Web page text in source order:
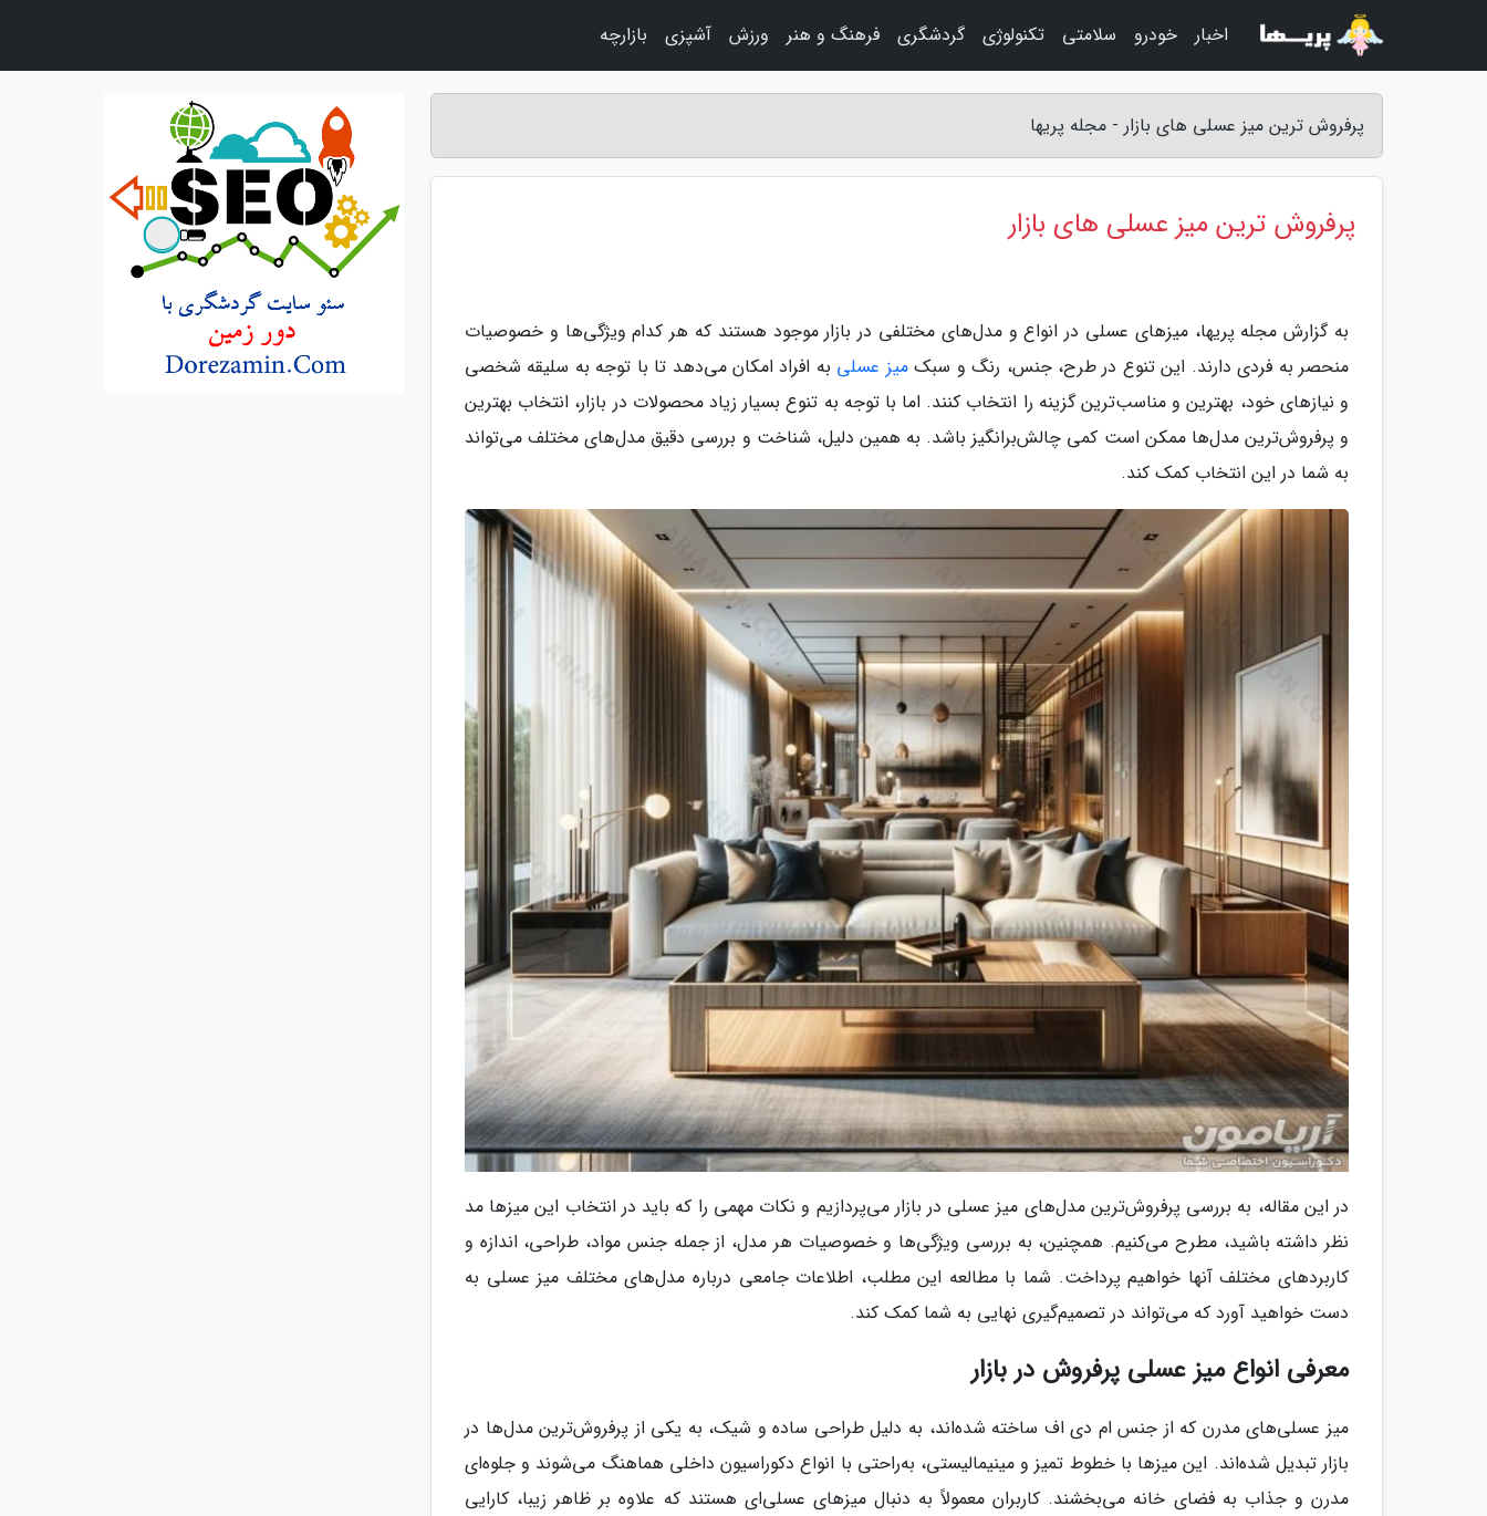
پرفروش ترین میز عسلی های بازار - مجله پریها
پرفروش ترین میز عسلی های بازار
به گزارش مجله پریها،میزهای عسلی در انواع و مدل‌های مختلفی در بازار موجود هستند که هر کدام ویژگی‌ها و خصوصیات
منحصر به فردی دارند. این تنوع در طرح، جنس، رنگ و سبکمیز عسلی به افراد امکان می‌دهد تا با توجه به سلیقه شخصی
و نیازهای خود، بهترین و مناسب‌ترین گزینه را انتخاب کنند. اما با توجه به تنوع بسیار زیاد محصولات در بازار، انتخاب بهترین
و پرفروش‌ترین مدل‌ها ممکن است کمی چالش‌برانگیز باشد. به همین دلیل، شناخت و بررسی دقیق مدل‌های مختلف می‌تواند
به شما در این انتخاب کمک کند.
در این مقاله، به بررسی پرفروش‌ترین مدل‌های میز عسلی در بازار می‌پردازیم و نکات مهمی را که باید در انتخاب این میزها مد
نظر داشته باشید، مطرح می‌کنیم. همچنین، به بررسی ویژگی‌ها و خصوصیات هر مدل، از جمله جنس مواد، طراحی، اندازه و
کاربردهای مختلف آنها خواهیم پرداخت. شما با مطالعه این مطلب، اطلاعات جامعی درباره مدل‌های مختلف میز عسلی به
دست خواهید آورد که می‌تواند در تصمیم‌گیری نهایی به شما کمک کند.
معرفی انواع میز عسلی پرفروش در بازار
میز عسلی‌های مدرن که از جنس ام دی اف ساخته شده‌اند، به دلیل طراحی ساده و شیک، به یکی از پرفروش‌ترین مدل‌ها در
بازار تبدیل شده‌اند. این میزها با خطوط تمیز و مینیمالیستی، به‌راحتی با انواع دکوراسیون داخلی هماهنگ می‌شوند و جلوه‌ای
مدرن و جذاب به فضای خانه می‌بخشند. کاربران معمولاً به دنبال میزهای عسلی‌ای هستند که علاوه بر ظاهر زیبا، کارایی
اخبار خودرو سلامتی تکنولوژی گردشگری فرهنگ و هنر ورزش آشپزی بازارچه